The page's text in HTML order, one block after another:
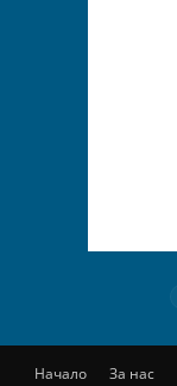
Начало За нас